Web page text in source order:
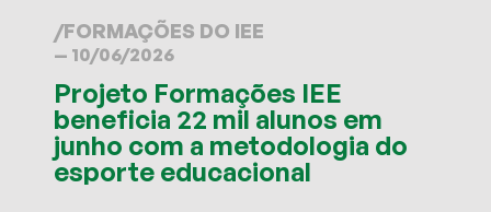
/FORMAÇÕES DO IEE
— 10/06/2026
Projeto Formações IEE
beneficia 22 mil alunos em
junho com a metodologia do
esporte educacional